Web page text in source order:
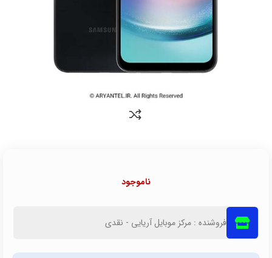
ناموجود
فروشنده : مرکز موبایل آریایی - نقدی